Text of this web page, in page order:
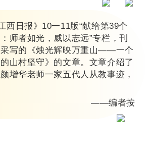
西日报》10一11版“献给第39个
师者如光，威以志远”专栏，刊
写的《烛光辉映万重山——一个
山村坚守》的文章。文章介绍了
增华老师一家五代人从教事迹，
——编者按